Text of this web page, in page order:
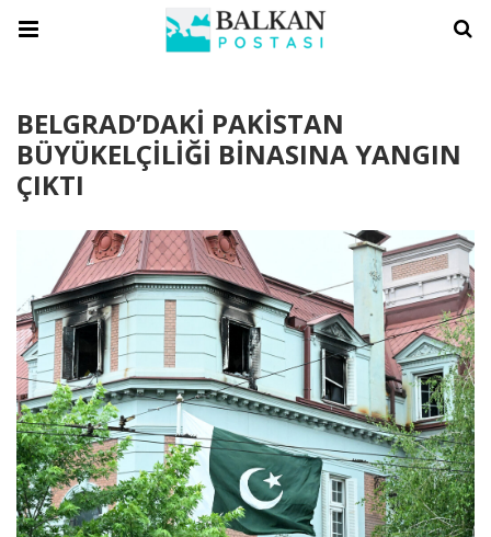
BELGRAD’DAKİ PAKİSTAN
BÜYÜKELÇİLİĞİ BİNASINA YANGIN
ÇIKTI